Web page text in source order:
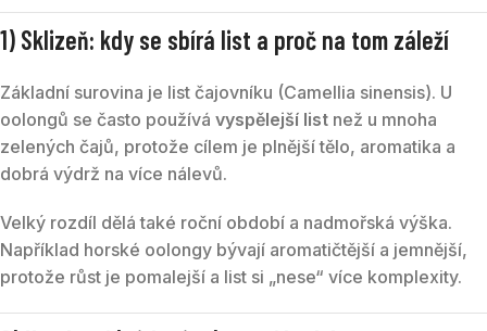
1) Sklizeň: kdy se sbírá list a proč na tom záleží
Základní surovina je list čajovníku (Camellia sinensis). U
oolongů se často používá vyspělejší list než u mnoha
zelených čajů, protože cílem je plnější tělo, aromatika a
dobrá výdrž na více nálevů.
Velký rozdíl dělá také roční období a nadmořská výška.
Například horské oolongy bývají aromatičtější a jemnější,
protože růst je pomalejší a list si „nese“ více komplexity.